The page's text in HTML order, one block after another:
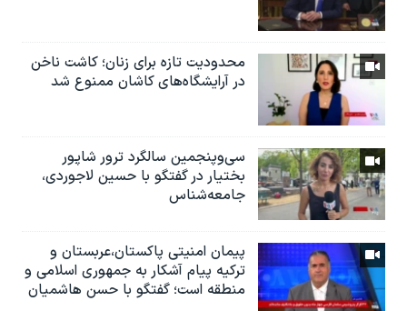
محدودیت تازه برای زنان؛ کاشت ناخن
در آرایشگاه‌های کاشان ممنوع شد
سی‌وپنجمین سالگرد ترور شاپور
بختیار در گفتگو با حسین لاجوردی،
جامعه‌شناس
پیمان امنیتی پاکستان،عربستان و
ترکیه پیام آشکار به جمهوری اسلامی و
منطقه است؛ گفتگو با حسن هاشمیان